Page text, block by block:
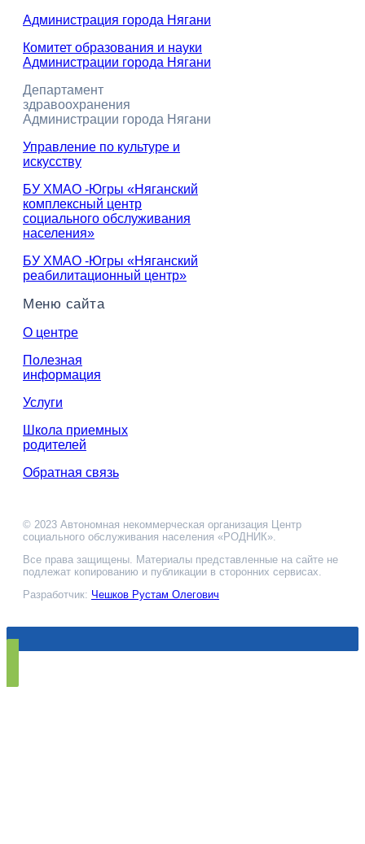
Администрация города Нягани
Комитет образования и науки
Администрации города Нягани
Департамент
здравоохранения
Администрации города Нягани
Управление по культуре и
искусству
БУ ХМАО -Югры «Няганский
комплексный центр
социального обслуживания
населения»
БУ ХМАО -Югры «Няганский
реабилитационный центр»
Меню сайта
О центре
Полезная
информация
Услуги
Школа приемных
родителей
Обратная связь
© 2023 Автономная некоммерческая организация Центр
социального обслуживания населения «РОДНИК».
Все права защищены. Материалы представленные на сайте не
подлежат копированию и публикации в сторонних сервисах.
Разработчик: Чешков Рустам Олегович